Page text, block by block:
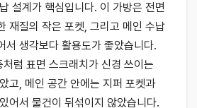
설계가 핵심입니다. 이 가방은 전면
재질의 작은 포켓, 그리고 메인 수납
서 생각보다 활용도가 좋았습니다.
럼 표면 스크래치가 신경 쓰이는
고, 메인 공간 안에는 지퍼 포켓과
어서 물건이 뒤섞이지 않았습니다.